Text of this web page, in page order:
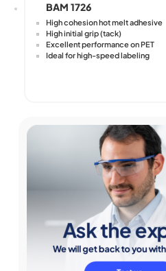
BAM 1726
High cohesion hot melt adhesive
High initial grip (tack)
Excellent performance on PET
Ideal for high-speed labeling